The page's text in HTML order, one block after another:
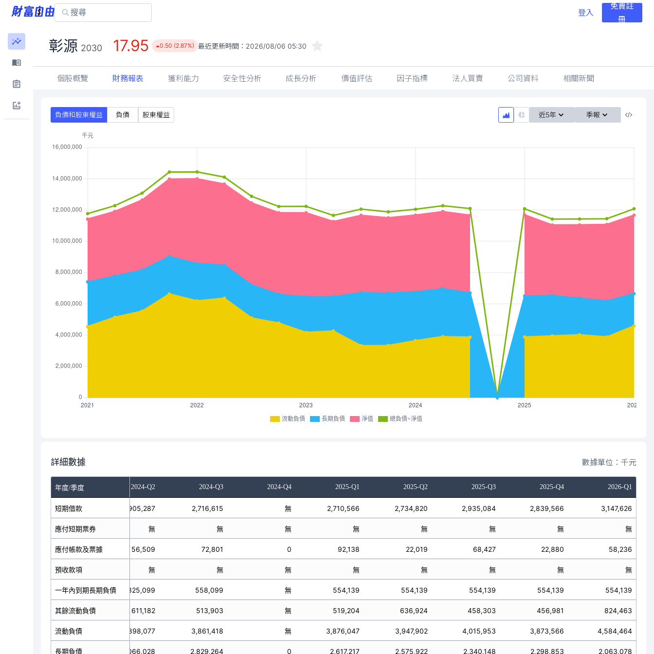
登入
免費註
冊
彰源 2030 17.95 0.50 (2.87%) 最近更新時間： 2026/08/06 05:30
個股概覽 財務報表 獲利能力 安全性分析 成長分析 價值評估 因子指標 法人買賣 公司資料 相關新聞
負債和股東權益 負債 股東權益 近5年 季報
流動負債 長期負債 淨值 總負債+淨值
詳細數據 數據單位：千元
年度/季度
2024-Q1 2024-Q2 2024-Q3 2024-Q4 2025-Q1 2025-Q2 2025-Q3 2025-Q4 2026-Q1
短期借款
應付短期票券
應付帳款及票據
預收款項
一年內到期長期負債
其餘流動負債
流動負債
長期負債
2,619,579 2,905,287 2,716,615 無 2,710,566 2,734,820 2,935,084 2,839,566 3,147,626
無 無 無 無 無 無 無 無 無
227,583 56,509 72,801 0 92,138 22,019 68,427 22,880 58,236
無 無 無 無 無 無 無 無 無
324,807 325,099 558,099 無 554,139 554,139 554,139 554,139 554,139
474,489 611,182 513,903 無 519,204 636,924 458,303 456,981 824,463
3,646,458 3,898,077 3,861,418 無 3,876,047 3,947,902 4,015,953 3,873,566 4,584,464
3,108,313 3,066,028 2,829,264 0 2,617,217 2,575,922 2,340,148 2,298,853 2,063,078